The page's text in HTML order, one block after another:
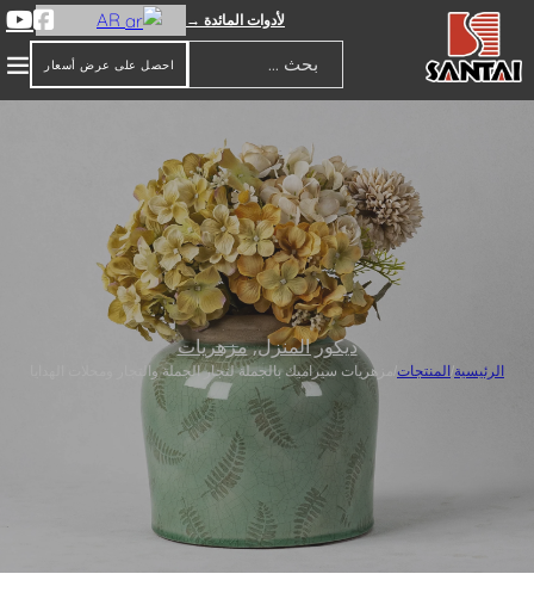
لأدوات المائدة →
بحث
احصل على عرض أسعار
ديكور المنزل,مزهريات
الرئيسية/ المنتجات مزهريات سيراميك بالجملة لتجار الجملة والتجار ومحلات الهدايا